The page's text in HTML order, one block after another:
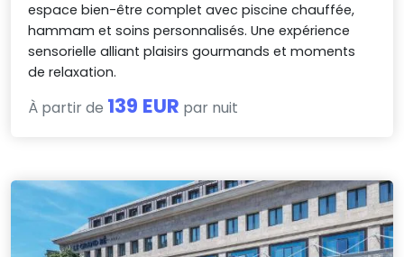
espace bien-être complet avec piscine chauffée,
hammam et soins personnalisés. Une expérience
sensorielle alliant plaisirs gourmands et moments
de relaxation.
À partir de 139 EUR par nuit